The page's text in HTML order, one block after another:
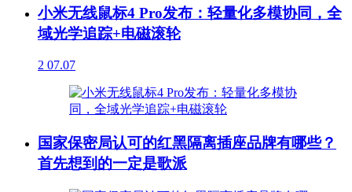
小米无线鼠标4 Pro发布：轻量化多模协同，全
域光学追踪+电磁滚轮
2 07.07
国家保密局认可的红黑隔离插座品牌有哪些？
首先想到的一定是歌派